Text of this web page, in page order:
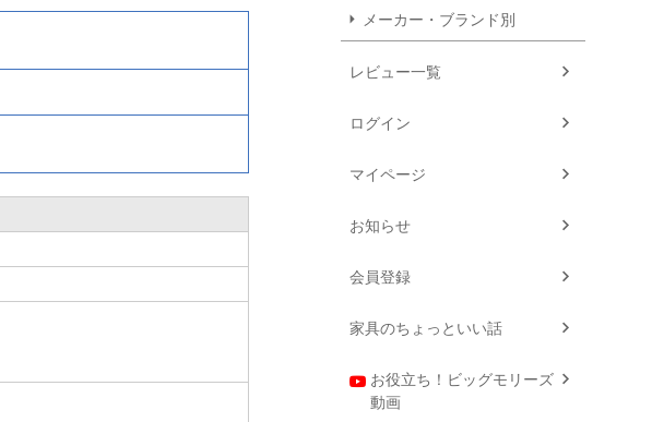
メーカー・ブランド別
レビュー一覧
ログイン
マイページ
お知らせ
会員登録
家具のちょっといい話
お役立ち！ビッグモリーズ
動画